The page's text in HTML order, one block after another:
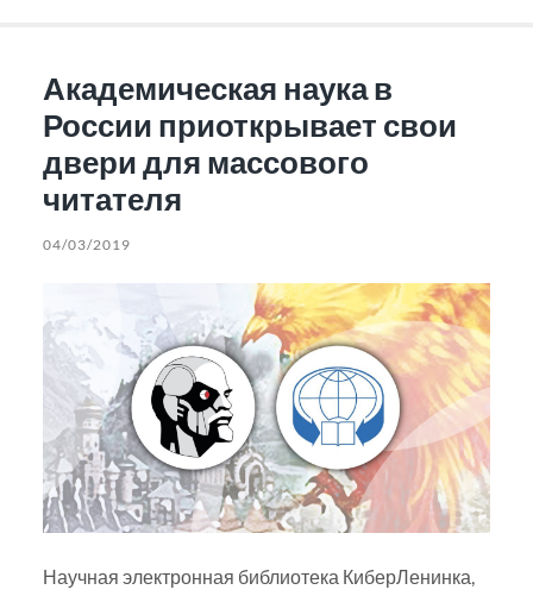
Академическая наука в
России приоткрывает свои
двери для массового
читателя
04/03/2019
Научная электронная библиотека КиберЛенинка,